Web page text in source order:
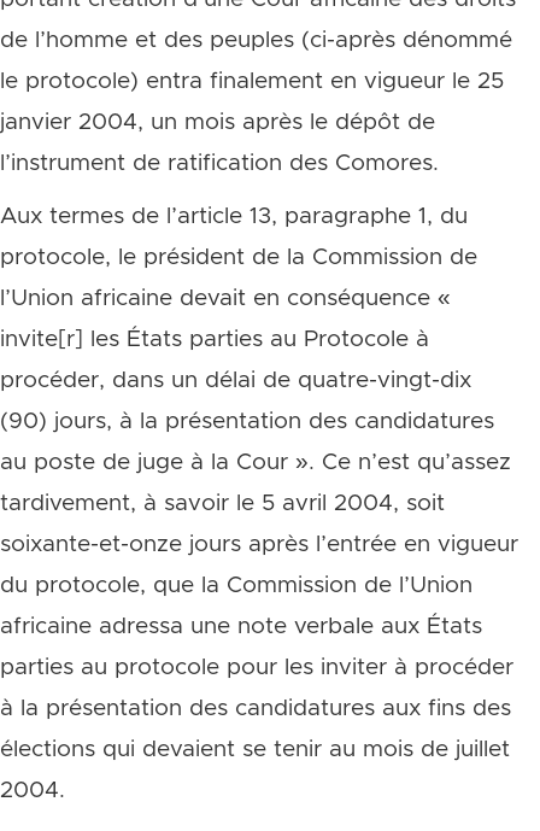
de l’homme et des peuples (ci-après dénommé
le protocole) entra finalement en vigueur le 25
janvier 2004, un mois après le dépôt de
l’instrument de ratification des Comores.
Aux termes de l’article 13, paragraphe 1, du
protocole, le président de la Commission de
l’Union africaine devait en conséquence «
invite[r] les États parties au Protocole à
procéder, dans un délai de quatre-vingt-dix
(90) jours, à la présentation des candidatures
au poste de juge à la Cour ». Ce n’est qu’assez
tardivement, à savoir le 5 avril 2004, soit
soixante-et-onze jours après l’entrée en vigueur
du protocole, que la Commission de l’Union
africaine adressa une note verbale aux États
parties au protocole pour les inviter à procéder
à la présentation des candidatures aux fins des
élections qui devaient se tenir au mois de juillet
2004.